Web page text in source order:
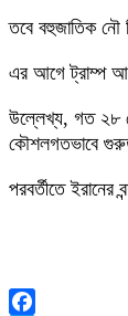
তবে বহুজাতিক নৌ
এর আগে ট্রাম্প
উল্লেখ্য, গত ২৮
কৌশলগতভাবে
পরবর্তীতে